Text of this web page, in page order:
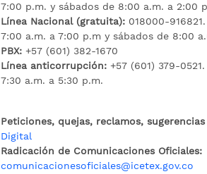
7:00 p.m. y sábados de 8:00 a.m. a 2:00
Línea Nacional (gratuita): 018000-
7:00 a.m. a 7:00 p.m y sábados de 8:00
PBX:+57 (601) 382-1670
Línea anticorrupción:+57 (601) 379-
7:30 a.m. a 5:30 p.m.
Peticiones, quejas, reclamos,
Digital
Radicación de Comunicaciones Oficiales:
comunicacionesoficiales@icetex.gov.co